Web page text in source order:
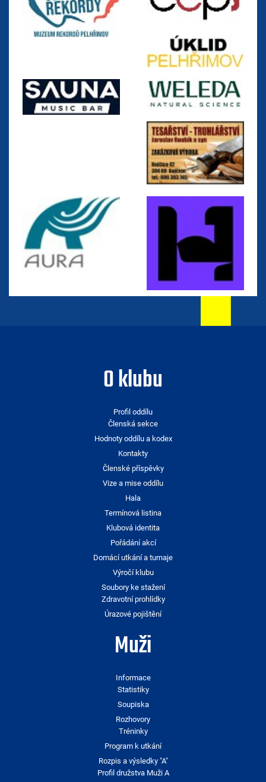
O klubu
Profil oddílu
Členská sekce
Hodnoty oddílu a kodex
Kontakty
Členské příspěvky
Vize a mise oddílu
Hala
Termínová listina
Klubová identita
Pořádání akcí
Domácí utkání a turnaje
Výročí klubu
Soubory ke stažení
Zdravotní prohlídky
Úrazové pojištění
Muži
Informace
Statistiky
Soupiska
Rozhovory
Tréninky
Program k utkání
Rozpis a výsledky "A"
Profil družstva Muži A